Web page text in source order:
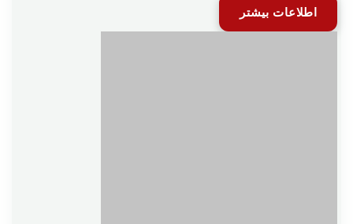
اطلاعات بیشتر